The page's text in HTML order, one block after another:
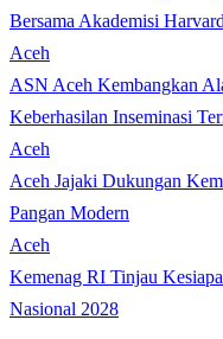
Bersama Akademisi Harvard
Aceh
ASN Aceh Kembangkan
Keberhasilan Inseminasi
Aceh
Aceh Jajaki Dukungan
Pangan Modern
Aceh
Kemenag RI Tinjau
Nasional 2028